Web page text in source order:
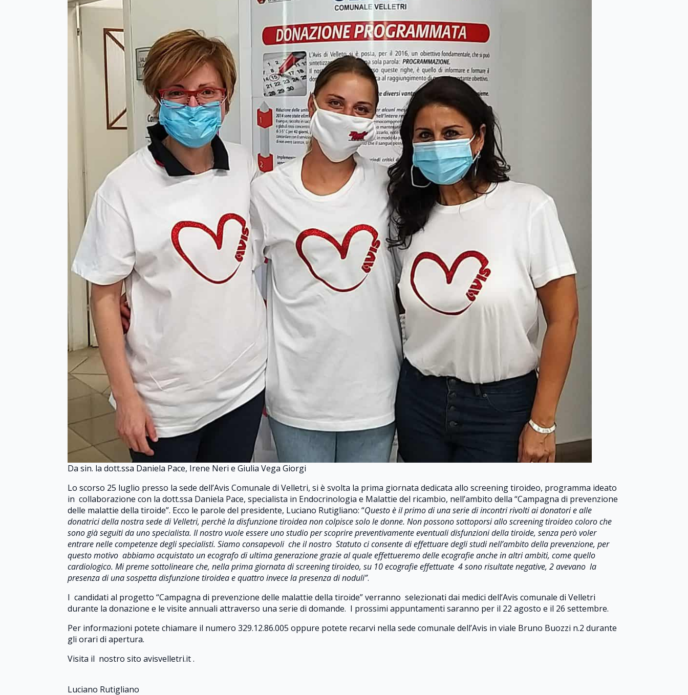
Da sin. la dott.ssa Daniela Pace, Irene Neri e Giulia Vega Giorgi
Lo scorso 25 luglio presso la sede dell’Avis Comunale di Velletri, si è svolta la prima giornata dedicata allo screening tiroideo, programma ideato
in collaborazione con la dott.ssa Daniela Pace, specialista in Endocrinologia e Malattie del ricambio, nell’ambito della “Campagna di prevenzione
delle malattie della tiroide”. Ecco le parole del presidente, Luciano Rutigliano: “Questo è il primo di una serie di incontri rivolti ai donatori e alle
donatrici della nostra sede di Velletri, perchè la disfunzione tiroidea non colpisce solo le donne. Non possono sottoporsi allo screening tiroideo coloro che
sono già seguiti da uno specialista. Il nostro vuole essere uno studio per scoprire preventivamente eventuali disfunzioni della tiroide, senza però voler
entrare nelle competenze degli specialisti. Siamo consapevoli che il nostro Statuto ci consente di effettuare degli studi nell’ambito della prevenzione, per
questo motivo abbiamo acquistato un ecografo di ultima generazione grazie al quale effettueremo delle ecografie anche in altri ambiti, come quello
cardiologico. Mi preme sottolineare che, nella prima giornata di screening tiroideo, su 10 ecografie effettuate 4 sono risultate negative, 2 avevano la
presenza di una sospetta disfunzione tiroidea e quattro invece la presenza di noduli”.
I candidati al progetto “Campagna di prevenzione delle malattie della tiroide” verranno selezionati dai medici dell’Avis comunale di Velletri
durante la donazione e le visite annuali attraverso una serie di domande. I prossimi appuntamenti saranno per il 22 agosto e il 26 settembre.
Per informazioni potete chiamare il numero 329.12.86.005 oppure potete recarvi nella sede comunale dell’Avis in viale Bruno Buozzi n.2 durante
gli orari di apertura.
Visita il nostro sito avisvelletri.it .
Luciano Rutigliano